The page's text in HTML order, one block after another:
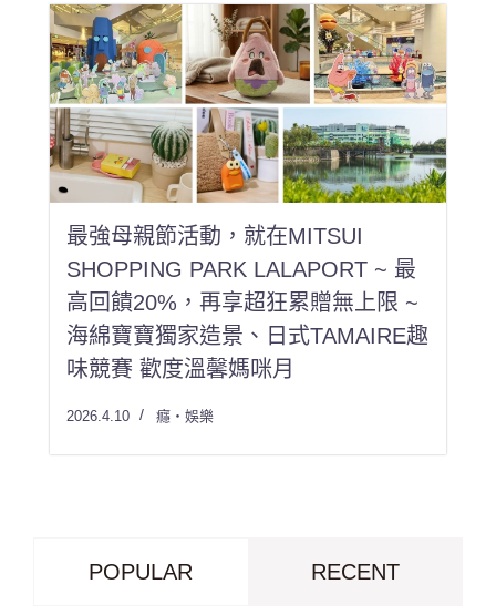
最強母親節活動，就在MITSUI
SHOPPING PARK LALAPORT ~ 最
高回饋20%，再享超狂累贈無上限 ~
海綿寶寶獨家造景、日式TAMAIRE趣
味競賽 歡度溫馨媽咪月
2026.4.10 癮・娛樂
POPULAR RECENT